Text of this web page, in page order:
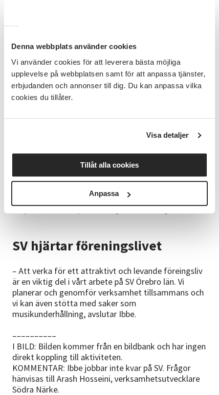
Denna webbplats använder cookies
Vi använder cookies för att leverera bästa möjliga
upplevelse på webbplatsen samt för att anpassa tjänster,
erbjudanden och annonser till dig. Du kan anpassa vilka
cookies du tillåter.
Visa detaljer
Tillåt alla cookies
Anpassa
minnen som dyker upp av miljön vi vandrar i.
Gemenskap, utbyte av kunskap och
härliga samtal
Sandvad i Asker, Tisaren i Hallsberg, Sörön i Norrbyås
– Varje plats har bjudit oss på underbara
naturupplevelser som alltid avslutas med en fika
oss att träffas i princip året runt är gemenskapen och
utbytet av kunskap och härliga samtal, säger Maud.
SV hjärtar föreningslivet
– Att verka för ett attraktivt och levande föreingsliv
är en viktig del i vårt arbete på SV Örebro län. Vi
planerar och genomför verksamhet tillsammans och
vi kan även stötta med saker som
musikunderhållning, avslutar Ibbe.
––––––––––
I BILD: Bilden kommer från en bildbank och har ingen
direkt koppling till aktiviteten.
KOMMENTAR: Ibbe jobbar inte kvar på SV. Frågor
hänvisas till Arash Hosseini, verksamhetsutvecklare
Södra Närke.